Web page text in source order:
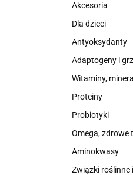
Akcesoria
Dla dzieci
Antyoksydanty
Adaptogeny i
Witaminy,
Proteiny
Probiotyki
Omega, zdrowe
Aminokwasy
Związki roślinne